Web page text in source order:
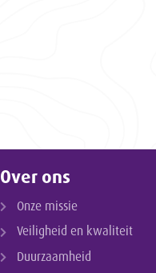
Over ons
Onze missie
Veiligheid en kwaliteit
Duurzaamheid